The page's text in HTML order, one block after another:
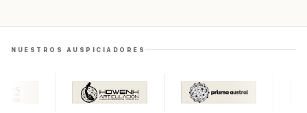
NUESTROS AUSPICIADORES